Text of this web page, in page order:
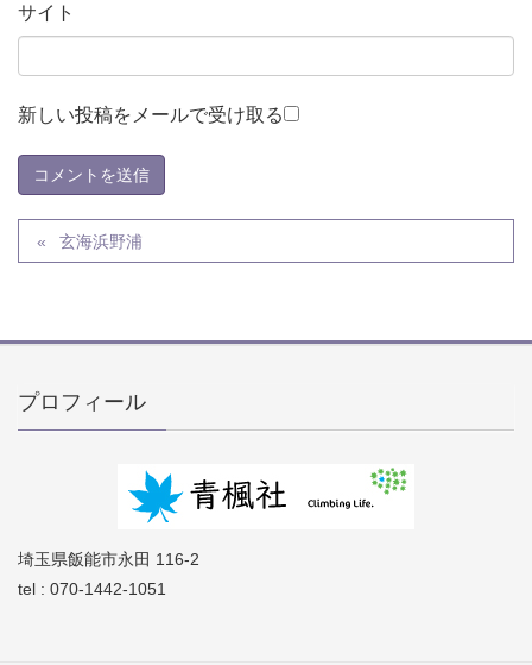
サイト
新しい投稿をメールで受け取る
玄海浜野浦
プロフィール
埼玉県飯能市永田 116-2
tel : 070-1442-1051